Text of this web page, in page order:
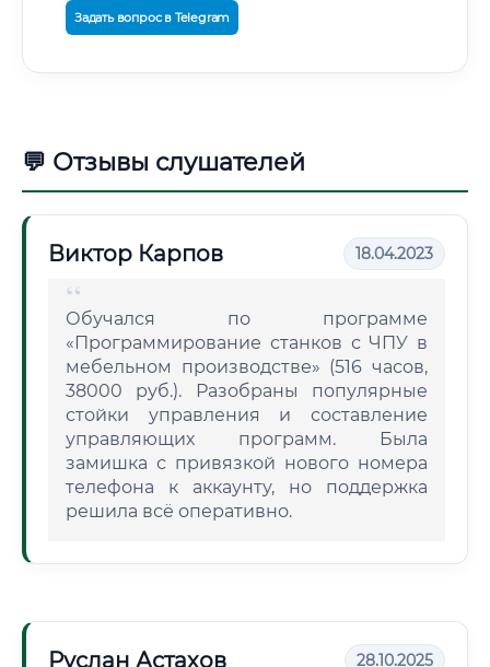
Задать вопрос в Telegram
💬 Отзывы слушателей
Виктор Карпов 18.04.2023
Обучался по программе
«Программирование станков с ЧПУ в
мебельном производстве» (516 часов,
38000 руб.). Разобраны популярные
стойки управления и составление
управляющих программ. Была
замишка с привязкой нового номера
телефона к аккаунту, но поддержка
решила всё оперативно.
Руслан Астахов 28.10.2025